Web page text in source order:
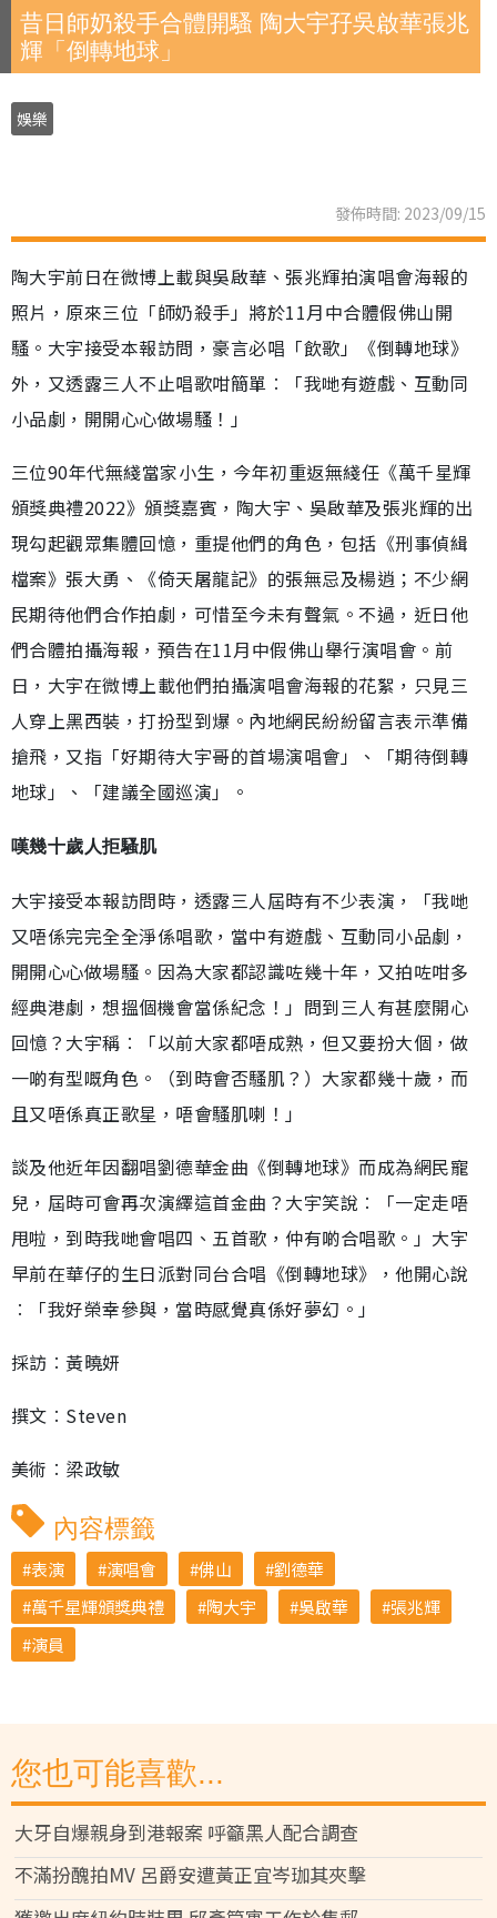
昔日師奶殺手合體開騷 陶大宇孖吳啟華張兆
輝「倒轉地球」
娛樂
發佈時間: 2023/09/15
陶大宇前日在微博上載與吳啟華、張兆輝拍演唱會海報的
照片，原來三位「師奶殺手」將於11月中合體假佛山開
騷。大宇接受本報訪問，豪言必唱「飲歌」《倒轉地球》
外，又透露三人不止唱歌咁簡單︰「我哋有遊戲、互動同
小品劇，開開心心做場騷！」
三位90年代無綫當家小生，今年初重返無綫任《萬千星輝
頒獎典禮2022》頒獎嘉賓，陶大宇、吳啟華及張兆輝的出
現勾起觀眾集體回憶，重提他們的角色，包括《刑事偵緝
檔案》張大勇、《倚天屠龍記》的張無忌及楊逍；不少網
民期待他們合作拍劇，可惜至今未有聲氣。不過，近日他
們合體拍攝海報，預告在11月中假佛山舉行演唱會。前
日，大宇在微博上載他們拍攝演唱會海報的花絮，只見三
人穿上黑西裝，打扮型到爆。內地網民紛紛留言表示準備
搶飛，又指「好期待大宇哥的首場演唱會」、「期待倒轉
地球」、「建議全國巡演」。
嘆幾十歲人拒騷肌
大宇接受本報訪問時，透露三人屆時有不少表演，「我哋
又唔係完完全全淨係唱歌，當中有遊戲、互動同小品劇，
開開心心做場騷。因為大家都認識咗幾十年，又拍咗咁多
經典港劇，想搵個機會當係紀念！」問到三人有甚麼開心
回憶？大宇稱︰「以前大家都唔成熟，但又要扮大個，做
一啲有型嘅角色。（到時會否騷肌？）大家都幾十歲，而
且又唔係真正歌星，唔會騷肌喇！」
談及他近年因翻唱劉德華金曲《倒轉地球》而成為網民寵
兒，屆時可會再次演繹這首金曲？大宇笑說︰「一定走唔
甩啦，到時我哋會唱四、五首歌，仲有啲合唱歌。」大宇
早前在華仔的生日派對同台合唱《倒轉地球》，他開心說
︰「我好榮幸參與，當時感覺真係好夢幻。」
採訪︰黃曉妍
撰文︰Steven
美術︰梁政敏
內容標籤
表演 演唱會 佛山
劉德華
萬千星輝頒獎典禮
陶大宇 吳啟華
張兆輝
演員
您也可能喜歡...
大牙自爆親身到港報案 呼籲黑人配合調查
不滿扮醜拍MV 呂爵安遭黃正宜岑珈其夾擊